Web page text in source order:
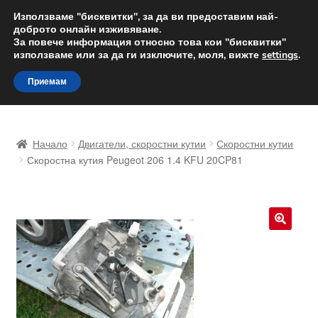
ДОСТАВКА от 12 лв.
Доставка по целия свят
Skip
to
navigation
Skip
to
content
Доставка по целия свят
За нас
Количка
Контакт
Начало Двигатели, скоростни кутии
Скоростни кутии
Скоростна кутия Peugeot 206 1.4 KFU 20CP81
Използваме "бисквитки", за да ви предоставим най-
доброто онлайн изживяване.
За повече информация относно това кои "бисквитки"
използваме или за да ги изключите, моля, вижте settings.
Приемам